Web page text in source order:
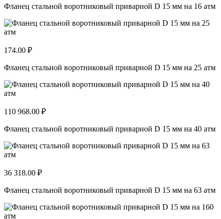
Фланец стальной воротниковый приварной D 15 мм на 16 атм
174.00 ₽
Фланец стальной воротниковый приварной D 15 мм на 25 атм
110 968.00 ₽
Фланец стальной воротниковый приварной D 15 мм на 40 атм
36 318.00 ₽
Фланец стальной воротниковый приварной D 15 мм на 63 атм